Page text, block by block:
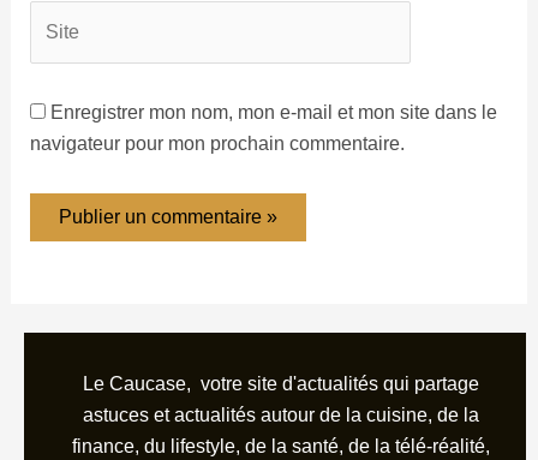
Enregistrer mon nom, mon e-mail et mon site dans le
navigateur pour mon prochain commentaire.
Le Caucase, votre site d'actualités qui partage
astuces et actualités autour de la cuisine, de la
finance, du lifestyle, de la santé, de la télé-réalité,